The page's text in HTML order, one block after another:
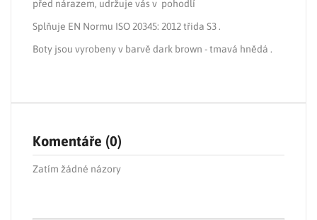
před nárazem, udržuje vás v pohodlí
Splňuje EN Normu ISO 20345: 2012 třida S3 .
Boty jsou vyrobeny v barvě dark brown - tmavá hnědá .
Komentáře (0)
Zatím žádné názory